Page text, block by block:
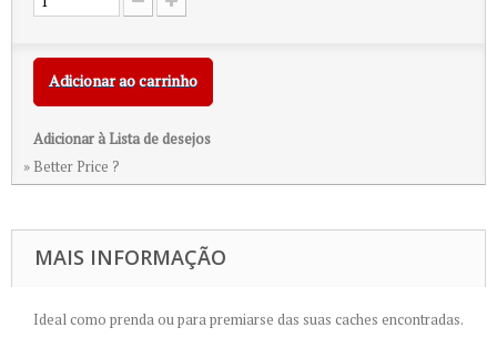
Adicionar ao carrinho
Adicionar à Lista de desejos
» Better Price ?
MAIS INFORMAÇÃO
Ideal como prenda ou para premiarse das suas caches encontradas.